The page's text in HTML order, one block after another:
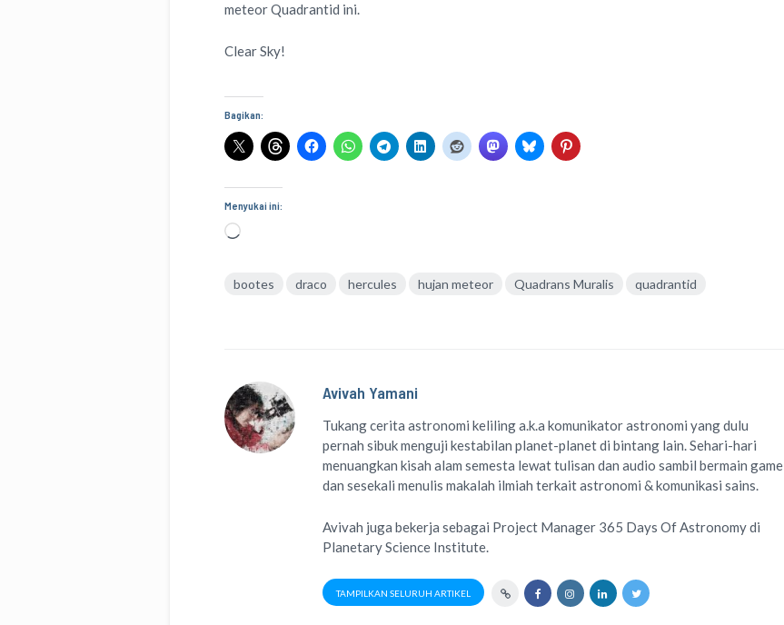
meteor Quadrantid ini.
Clear Sky!
Bagikan:
Menyukai ini:
Memuat...
bootes draco hercules hujan meteor Quadrans Muralis quadrantid
Avivah Yamani
Tukang cerita astronomi kelilinga.k.akomunikator astronomi yang dulu
pernah sibuk menguji kestabilan planet-planet di bintang lain. Sehari-hari
menuangkan kisah alam semesta lewattulisandanaudio sambil bermain game
dan sesekali menulismakalah ilmiah terkait astronomi &komunikasi sains.
Avivah juga bekerja sebagai Project Manager 365 Days Of Astronomydi
Planetary Science Institute.
TAMPILKAN SELURUH ARTIKEL